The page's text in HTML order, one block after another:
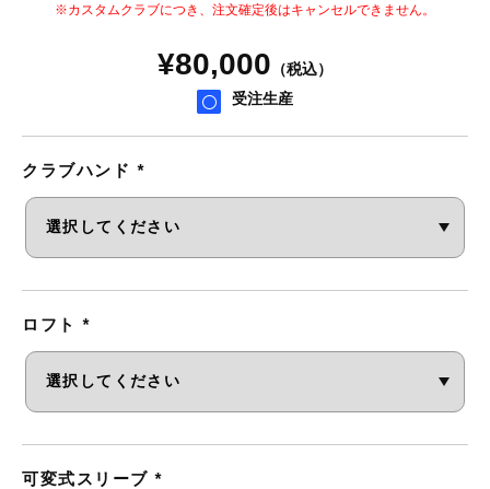
※カスタムクラブにつき、注文確定後はキャンセルできません。
¥80,000 （税込）
受注生産
クラブハンド *
ロフト *
可変式スリーブ *